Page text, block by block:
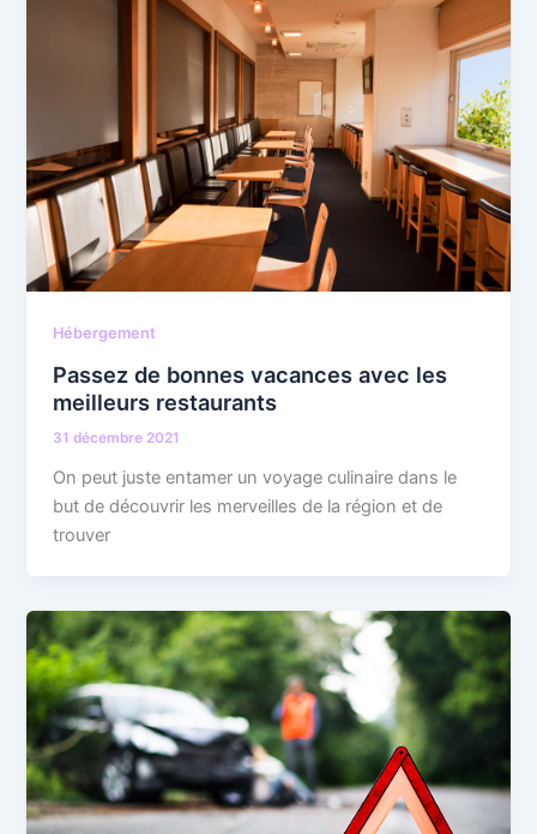
Hébergement
Passez de bonnes vacances avec les
meilleurs restaurants
31 décembre 2021
On peut juste entamer un voyage culinaire dans le
but de découvrir les merveilles de la région et de
trouver